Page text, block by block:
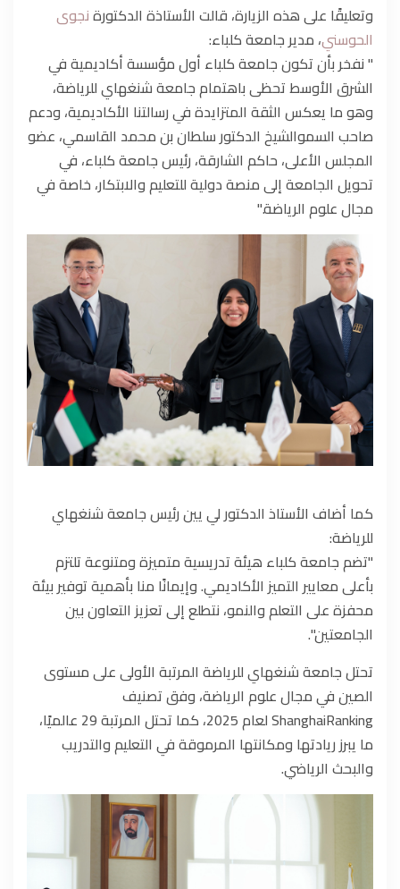
وتعليقًا على هذه الزيارة، قالت الأستاذة الدكتورةنجوى
الحوسني، مدير جامعة كلباء:
" نفخر بأن تكون جامعة كلباء أول مؤسسة أكاديمية في
الشرق الأوسط تحظى باهتمام جامعة شنغهاي للرياضة،
وهو ما يعكس الثقة المتزايدة في رسالتنا الأكاديمية، ودعم
صاحب السموالشيخ الدكتور سلطان بن محمد القاسمي، عضو
المجلس الأعلى، حاكم الشارقة، رئيس جامعة كلباء، في
تحويل الجامعة إلى منصة دولية للتعليم والابتكار، خاصة في
مجال علوم الرياضة."
كما أضاف الأستاذ الدكتور لي يين رئيس جامعة شنغهاي
للرياضة:
"تضم جامعة كلباء هيئة تدريسية متميزة ومتنوعة تلتزم
بأعلى معايير التميز الأكاديمي. وإيمانًا منا بأهمية توفير بيئة
محفزة على التعلم والنمو، نتطلع إلى تعزيز التعاون بين
الجامعتين".
تحتل جامعة شنغهاي للرياضة المرتبة الأولى على مستوى
الصين في مجال علوم الرياضة، وفق تصنيف
ShanghaiRanking لعام 2025، كما تحتل المرتبة 29 عالميًا،
ما يبرز ريادتها ومكانتها المرموقة في التعليم والتدريب
والبحث الرياضي.